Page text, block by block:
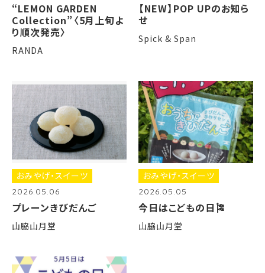
“LEMON GARDEN
Collection”〈5月上旬よ
り順次発売〉
RANDA
【NEW】POP UPのお知ら
せ
Spick & Span
おみやげ・スイーツ
2026.05.06
プレーンきびだんご
山脇山月堂
おみやげ・スイーツ
2026.05.05
今日はこどもの日🎏
山脇山月堂